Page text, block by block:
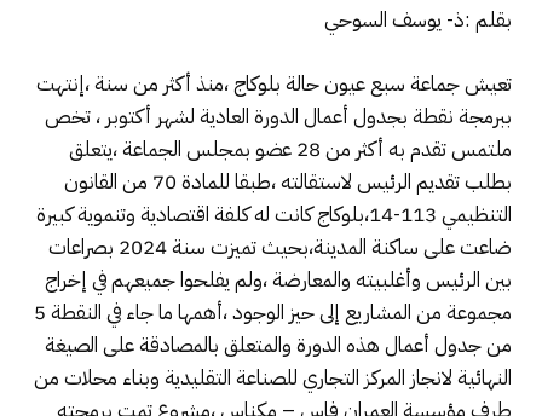
بقلم :ذ- يوسف السوحي
تعيش جماعة سبع عيون حالة بلوكاج ،منذ أكثر من سنة ،إنتهت
ببرمجة نقطة بجدول أعمال الدورة العادية لشهر أكتوبر ، تخص
ملتمس تقدم به أكثر من 28 عضو بمجلس الجماعة ،يتعلق
بطلب تقديم الرئيس لاستقالته ،طبقا للمادة 70 من القانون
التنظيمي 113-14،بلوكاج كانت له كلفة اقتصادية وتنموية كبيرة
ضاعت على ساكنة المدينة،بحيث تميزت سنة 2024 بصراعات
بين الرئيس وأغلبيته والمعارضة ،ولم يفلحوا جميعهم في إخراج
مجموعة من المشاريع إلى حيز الوجود ،أهمها ما جاء في النقطة 5
من جدول أعمال هذه الدورة والمتعلق بالمصادقة على الصيغة
النهائية لانجاز المركز التجاري للصناعة التقليدية وبناء محلات من